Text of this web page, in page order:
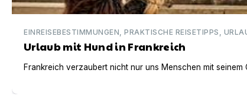
EINREISEBESTIMMUNGEN, PRAKTISCHE REISETIPPS,
Urlaub mit Hund in Frankreich
Frankreich verzaubert nicht nur uns Menschen mit